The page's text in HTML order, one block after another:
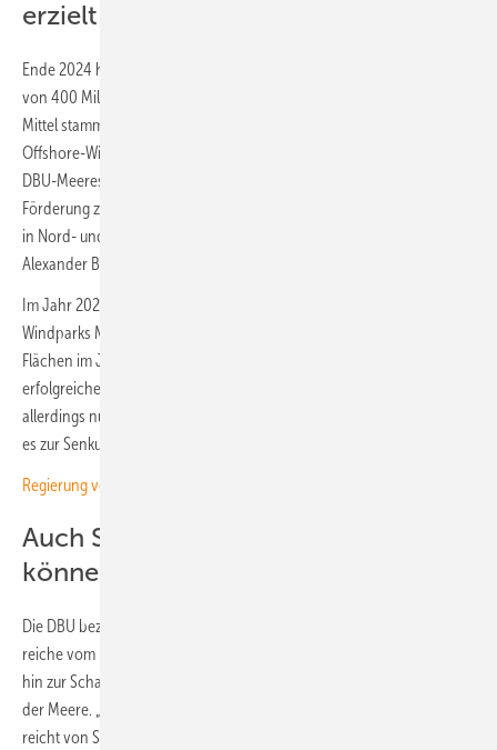
erzielt
Ende 2024 hat das Bundesumweltministerium durch eine Zustiftung
von 400 Millionen Euro den Fonds ermöglicht, hieß es weiter. Die
Mittel stammen aus Ausgleichszahlungen für Lizenzen zum Bau von
Offshore-Windenergieanlagen. „In Deutschland steht nun mit dem
DBU-Meeresnaturschutzfonds eine dauerhafte und nachhaltige
Förderung zur Verfügung, um künftig die Meerökosysteme besonders
in Nord- und Ostsee zu bewahren“, sagte DBU-Generalsekretär
Alexander Bonde.
Im Jahr 2024 hatte die Versteigerung von Baurechten für Offshore-
Windparks Milliarden-Erlöse erzielt. In der Ausschreibung zweier
Flächen im Juni vergangenen Jahres verpflichteten sich die
erfolgreichen Bieter, drei Milliarden Euro zu zahlen. Der Erlös fließt
allerdings nur zu einem kleinen Teil in den Meeresschutz. Primär soll
es zur Senkung des Strompreises genutzt werden.
Regierung vergreift sich an Offshore-Auktionseinnahmen
Auch Stipendien oder Start-ups
können Förderung erhalten
Die DBU bezeichnete das Potenzial des neuen Fonds als „riesig“. Es
reiche vom Erhalt und Wiederherstellung von Meeresökosystemen bis
hin zur Schadensminimierung bei den unterschiedlichen Nutzungen
der Meere. „Das umfasst den ganzen Bereich maritimer Technologie,
reicht von Schallminderung über Antriebe der Schifffahrt bis hin zu